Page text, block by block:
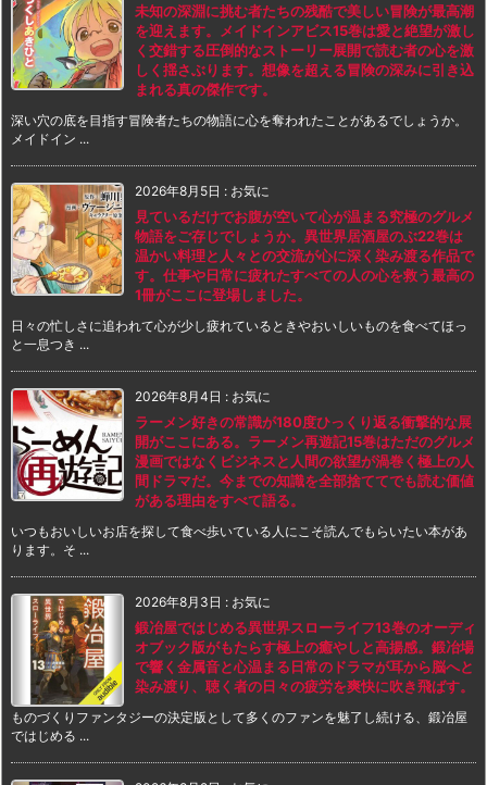
未知の深淵に挑む者たちの残酷で美しい冒険が最高潮
を迎えます。メイドインアビス15巻は愛と絶望が激し
く交錯する圧倒的なストーリー展開で読む者の心を激
しく揺さぶります。想像を超える冒険の深みに引き込
まれる真の傑作です。
深い穴の底を目指す冒険者たちの物語に心を奪われたことがあるでしょうか。
メイドイン ...
2026年8月5日 : お気に
見ているだけでお腹が空いて心が温まる究極のグルメ
物語をご存じでしょうか。異世界居酒屋のぶ22巻は
温かい料理と人々との交流が心に深く染み渡る作品で
す。仕事や日常に疲れたすべての人の心を救う最高の
1冊がここに登場しました。
日々の忙しさに追われて心が少し疲れているときやおいしいものを食べてほっ
と一息つき ...
2026年8月4日 : お気に
ラーメン好きの常識が180度ひっくり返る衝撃的な展
開がここにある。ラーメン再遊記15巻はただのグルメ
漫画ではなくビジネスと人間の欲望が渦巻く極上の人
間ドラマだ。今までの知識を全部捨ててでも読む価値
がある理由をすべて語る。
いつもおいしいお店を探して食べ歩いている人にこそ読んでもらいたい本があ
ります。そ ...
2026年8月3日 : お気に
鍛冶屋ではじめる異世界スローライフ13巻のオーディ
オブック版がもたらす極上の癒やしと高揚感。鍛冶場
で響く金属音と心温まる日常のドラマが耳から脳へと
染み渡り、聴く者の日々の疲労を爽快に吹き飛ばす。
ものづくりファンタジーの決定版として多くのファンを魅了し続ける、鍛冶屋
ではじめる ...